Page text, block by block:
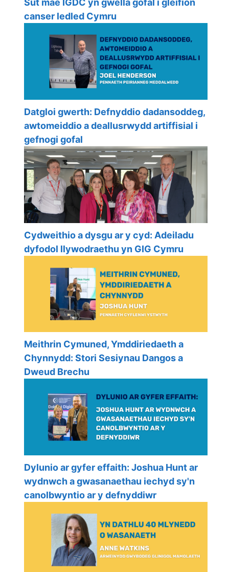
Sut mae IGDC yn gwella gofal i gleifion
canser ledled Cymru
Datgloi gwerth: Defnyddio dadansoddeg,
awtomeiddio a deallusrwydd artiffisial i
gefnogi gofal
Cydweithio a dysgu ar y cyd: Adeiladu
dyfodol llywodraethu yn GIG Cymru
Meithrin Cymuned, Ymddiriedaeth a
Chynnydd: Stori Sesiynau Dangos a
Dweud Brechu
Dylunio ar gyfer effaith: Joshua Hunt ar
wydnwch a gwasanaethau iechyd sy'n
canolbwyntio ar y defnyddiwr